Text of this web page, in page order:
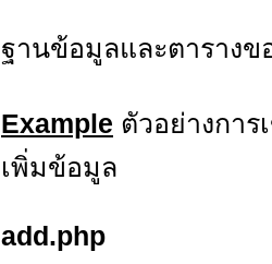
ฐานข้อมูลและตารางข
Example ตัวอย่างกา
เพิ่มข้อมูล
add.php